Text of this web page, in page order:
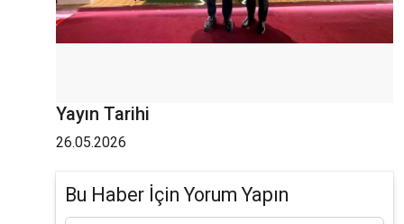
Yayın Tarihi
26.05.2026
Bu Haber İçin Yorum Yapın